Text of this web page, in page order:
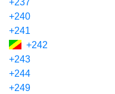
+237
+240
+241
+242
+243
+244
+249